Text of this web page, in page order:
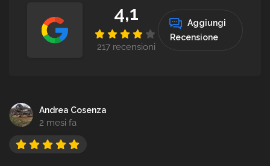
4,1
217 recensioni
Aggiungi
Recensione
Andrea Cosenza
2 mesi fa